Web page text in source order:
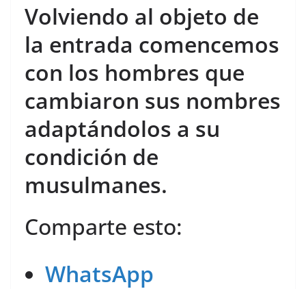
Volviendo al objeto de
la entrada comencemos
con los hombres que
cambiaron sus nombres
adaptándolos a su
condición de
musulmanes.
Comparte esto:
WhatsApp